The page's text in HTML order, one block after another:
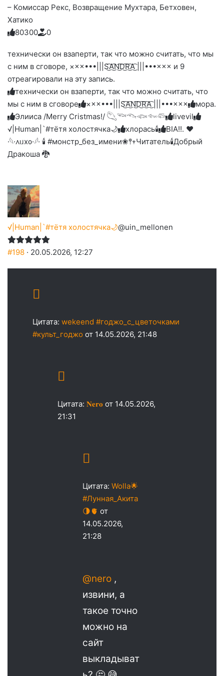
– Комиссар Рекс, Возвращение Мухтара, Бетховен,
Хатико
Голосуйте
вверх.
8
Нажмите
реакцию:
0
Нажмите
реакцию:
до
слез
3
Нажмите
реакцию:
0
Нажмите
реакцию:
0
Нажмите
благодарю
0
технически он взаперти, так что можно считать, что мы
с ним в сговоре, ×××•••|||S͜͡A͜͡N͜͡D͜͡R͜͡A͜͡ |||•••××× и 9
отреагировали на эту запись.
технически он взаперти, так что можно считать, что
мы с ним в сговоре
×××•••|||S͜͡A͜͡N͜͡D͜͡R͜͡A͜͡ |||•••×××
мора.
Элииса /Merry Cristmas!/ 𓆡𓆝𓆞𓆟𓆜𓆛
livevil
√|Human|`#тётя холостячка🌙
хлорась🕯
BIA!!. ❤︎
·𓆩·᧘ᥙх᧐·𓆪· 🕯 #монстр_без_имени❀𖤣𖥧Читатель🕯️Добрый
Дракоша 🐉
√|Human|`#тётя холостячка🌙@uin_mellonen
#198 · 20.05.2026, 12:27
Цитата: wekeend #годжо_с_цветочками
#культ_годжо от 14.05.2026, 21:48
Цитата: 𝐍𝐞𝐫𝐨 от 14.05.2026,
21:31
Цитата: Wolla🌟
#Лунная_Акита
🌗🫀 от
14.05.2026,
21:28
@nero ,
извини, а
такое точно
можно на
сайт
выкладыват